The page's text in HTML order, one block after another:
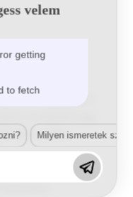
ami megegyezik
lehet
velem
getting
to fetch
Milyen ismeretek